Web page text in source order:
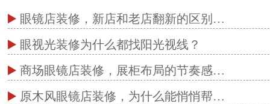
眼镜店装修，新店和老店翻新的区别…
眼视光装修为什么都找阳光视线？
商场眼镜店装修，展柜布局的节奏感…
原木风眼镜店装修，为什么能悄悄帮…